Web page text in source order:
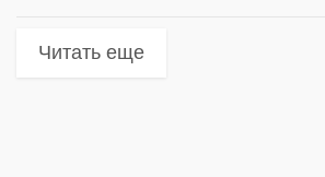
Читать еще